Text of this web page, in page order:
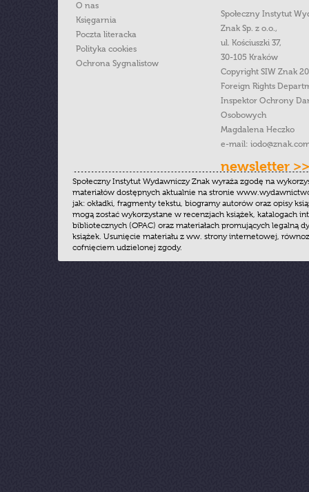
O nas
Księgarnia
Poczta literacka
Polityka cookies
Ochrona Sygnalistow
Społeczny Instytut
Znak Sp. z o.o.,
ul. Kościuszki 37,
30-105 Kraków
Copyright SIW Znak
Foreign Rights
Inspektor Ochrony
Osobowych
Magdalena Heczko
e-mail:
newsletter >>
Społeczny Instytut Wydawniczy Znak wyraża zgodę na
materiałów dostępnych aktualnie na stronie
jak: okładki, fragmenty tekstu, biogramy autorów oraz opisy
mogą zostać wykorzystane w recenzjach książek, katalogach
bibliotecznych (OPAC) oraz materiałach promujących legalną
książek. Usunięcie materiału z ww. strony internetowej,
cofnięciem udzielonej zgody.